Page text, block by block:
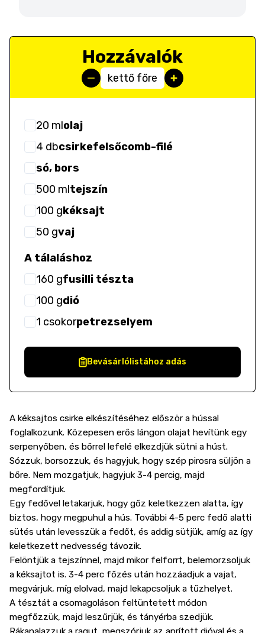
Hozzávalók
kettő főre
20 mlolaj
4 dbcsirkefelsőcomb-filé
só, bors
500 mltejszín
100 gkéksajt
50 gvaj
A tálaláshoz
160 gfusilli tészta
100 gdió
1 csokorpetrezselyem
Bevásárlólistához adás
A kéksajtos csirke elkészítéséhez először a hússal
foglalkozunk. Közepesen erős lángon olajat hevítünk egy
serpenyőben, és bőrrel lefelé elkezdjük sütni a húst.
Sózzuk, borsozzuk, és hagyjuk, hogy szép pirosra süljön a
bőre. Nem mozgatjuk, hagyjuk 3-4 percig, majd
megfordítjuk.
Egy fedővel letakarjuk, hogy gőz keletkezzen alatta, így
biztos, hogy megpuhul a hús. További 4-5 perc fedő alatti
sütés után levesszük a fedőt, és addig sütjük, amíg az így
keletkezett nedvesség távozik.
Felöntjük a tejszínnel, majd mikor felforrt, belemorzsoljuk
a kéksajtot is. 3-4 perc főzés után hozzáadjuk a vajat,
megvárjuk, míg elolvad, majd lekapcsoljuk a tűzhelyet.
A tésztát a csomagoláson feltüntetett módon
megfőzzük, majd leszűrjük, és tányérba szedjük.